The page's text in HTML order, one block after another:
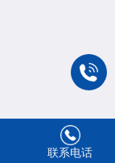
联系电话